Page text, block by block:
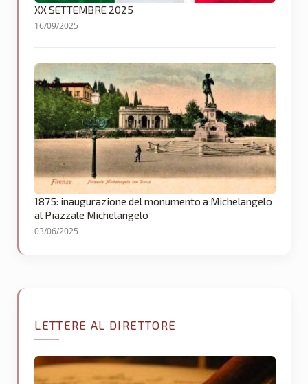
XX SETTEMBRE 2025
16/09/2025
1875: inaugurazione del monumento a Michelangelo
al Piazzale Michelangelo
03/06/2025
LETTERE AL DIRETTORE